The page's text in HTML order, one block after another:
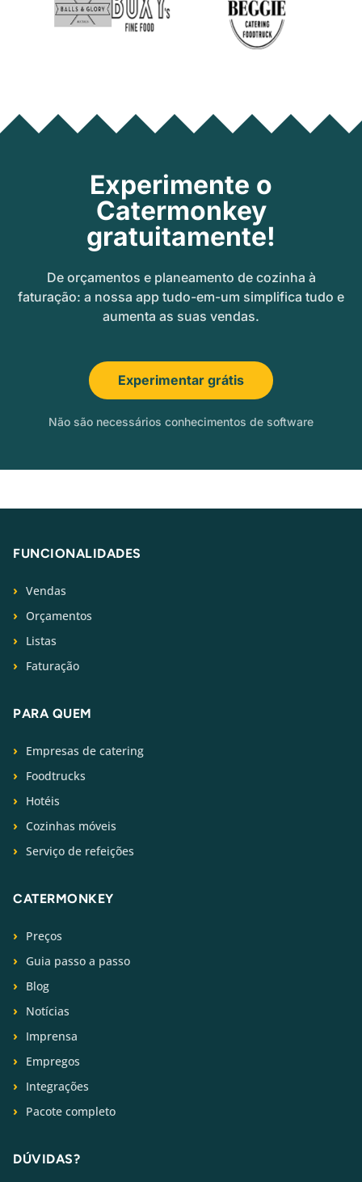
Experimente o
Catermonkey
gratuitamente!
De orçamentos e planeamento de cozinha à
faturação: a nossa app tudo-em-um simplifica tudo e
aumenta as suas vendas.
Experimentar grátis
Não são necessários conhecimentos de software
FUNCIONALIDADES
Vendas
Orçamentos
Listas
Faturação
PARA QUEM
Empresas de catering
Foodtrucks
Hotéis
Cozinhas móveis
Serviço de refeições
CATERMONKEY
Preços
Guia passo a passo
Blog
Notícias
Imprensa
Empregos
Integrações
Pacote completo
DÚVIDAS?